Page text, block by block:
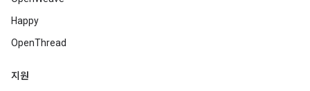
Happy
OpenThread
지원